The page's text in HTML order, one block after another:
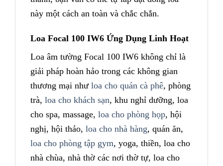
này một cách an toàn và chắc chắn.
Loa Focal 100 IW6 Ứng Dụng Linh Hoạt
Loa âm tường Focal 100 IW6 không chỉ là
giải pháp hoàn hảo trong các không gian
thương mại như loa cho quán cà phê, phòng
trà, loa cho khách sạn, khu nghỉ dưỡng, loa
cho spa, massage, loa cho phòng họp, hội
nghị, hội thảo, loa cho nhà hàng, quán ăn,
loa cho phòng tập gym, yoga, thiền, loa cho
nhà chùa, nhà thờ các nơi thờ tự, loa cho